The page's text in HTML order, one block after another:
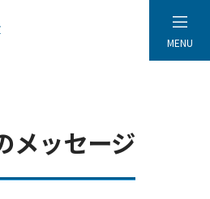
MENU
メッセージ